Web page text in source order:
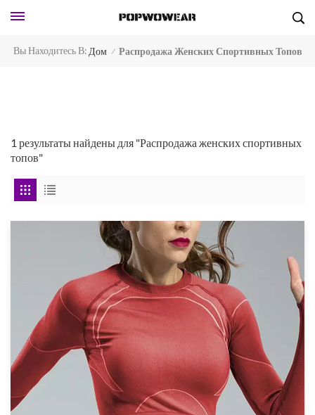
Вы Находитесь В: Дом / Распродажа Женских Спортивных Топов
1 результаты найдены для "Распродажа женских спортивных
топов"